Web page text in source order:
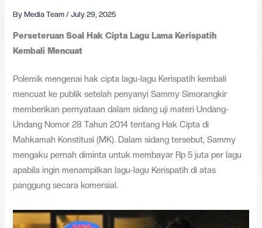
ByMedia Team/July 29, 2025
Perseteruan Soal Hak Cipta Lagu Lama Kerispatih
Kembali Mencuat
Polemik mengenai hak cipta lagu-lagu Kerispatih kembali
mencuat ke publik setelah penyanyi Sammy Simorangkir
memberikan pernyataan dalam sidang uji materi Undang-
Undang Nomor 28 Tahun 2014 tentang Hak Cipta di
Mahkamah Konstitusi (MK). Dalam sidang tersebut, Sammy
mengaku pernah diminta untuk membayar Rp 5 juta per lagu
apabila ingin menampilkan lagu-lagu Kerispatih di atas
panggung secara komersial.